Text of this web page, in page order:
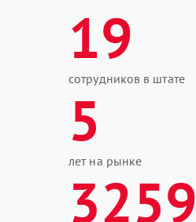
19
сотрудников в штате
5
лет на рынке
3259